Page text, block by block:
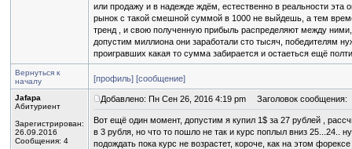
или продажу и в надежде ждём, естественно в реальности эта
рынок с такой смешной суммой в 1000 не выйдешь, а тем
тренд , и свою полученную прибыль распределяют между ними,
допустим миллиона они заработали сто тысяч, победителям
проигравших какая то сумма забирается и остаеться ещё
Вернуться к
началу
[профиль] [сообщение]
Jafapa
Абитуриент
Зарегистрирован:
26.09.2016
Сообщения: 4
Добавлено: Пн Сен 26, 2016 4:19 pm Заголовок сообщения:
Вот ещё один момент, допустим я купил 1$ за 27 рублей ,
в 3 рубля, но что то пошло не так и курс поплыл вниз 25...24..
подождать пока курс не возрастет, короче, как на этом